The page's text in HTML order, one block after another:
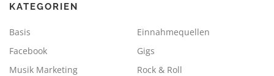
KATEGORIEN
Basis
Einnahmequellen
Facebook
Gigs
Musik Marketing
Rock & Roll